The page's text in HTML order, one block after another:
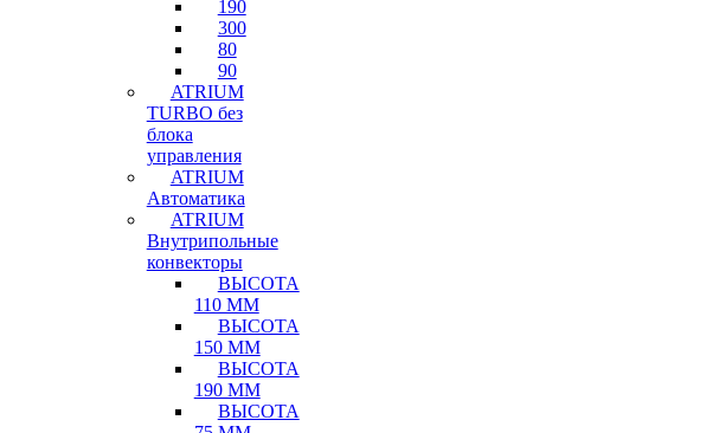
190
300
80
90
ATRIUM
TURBO без
блока
управления
ATRIUM
Автоматика
ATRIUM
Внутрипольные
конвекторы
ВЫСОТА
110 ММ
ВЫСОТА
150 ММ
ВЫСОТА
190 ММ
ВЫСОТА